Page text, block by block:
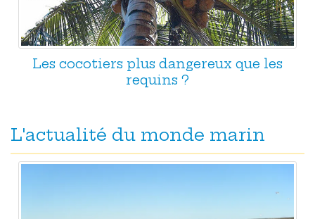
Les cocotiers plus dangereux que les
requins ?
L'actualité du monde marin